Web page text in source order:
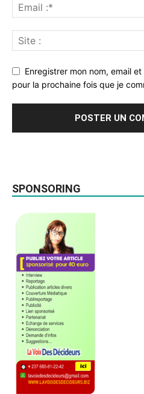
Enregistrer mon nom, email
pour la prochaine fois que je
SPONSORING